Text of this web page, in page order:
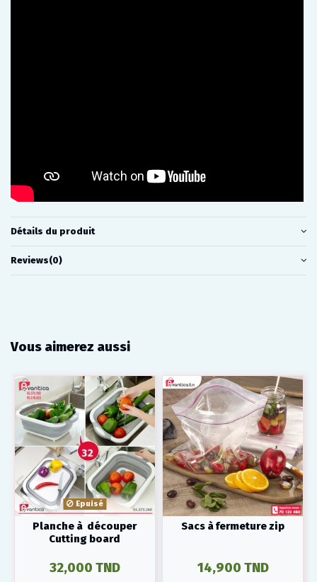
Détails du produit
Reviews(0)
Vous aimerez aussi
Epuisé
Planche à découper
Cutting board
32,000 TND
Sacs à fermeture zip
14,900 TND